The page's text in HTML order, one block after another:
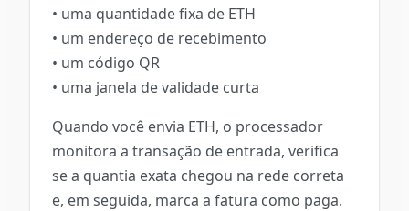
• uma quantidade fixa de ETH
• um endereço de recebimento
• um código QR
• uma janela de validade curta
Quando você envia ETH, o processador
monitora a transação de entrada, verifica
se a quantia exata chegou na rede correta
e, em seguida, marca a fatura como paga.